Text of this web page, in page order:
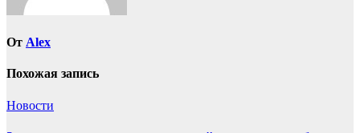
От Alex
Похожая запись
Новости